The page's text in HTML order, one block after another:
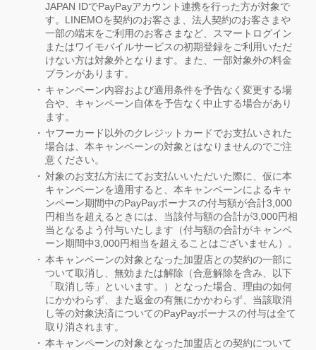
JAPAN IDでPayPayアカウント連携を行った方が対象で
す。LINEMOを契約のお客さま、法人契約のお客さまや
一部の端末をご利用のお客さまなど、スマートログイン
またはワイモバイルサービスの初期登録をご利用いただ
けない方は対象外となります。また、一部対象外の料金
プランがあります。
キャンペーン内容および適用条件を予告なく変更する場
合や、キャンペーン自体を予告なく中止する場合があり
ます。
ヤフーカード以外のクレジットカードでお支払いされた
場合は、本キャンペーンの対象とはなりませんのでご注
意ください。
対象のお支払方法にてお支払いいただいた際に、仮に本
キャンペーンを適用すると、本キャンペーンによるキャ
ンペーン期間中のPayPayボーナスの付与額が合計3,000
円相当を超えるときには、当該付与額の合計が3,000円相
当となるよう付与いたします（付与額の合計がキャンペ
ーン期間中3,000円相当を超えることはございません）。
本キャンペーンの対象となった加盟店との契約の一部に
ついて取消し、無効または解除（合意解除を含み、以下
「取消し等」といいます。）となった場合、理由の如何
にかかわらず、また返金の有無にかかわらず、当該取消
し等の対象決済についてのPayPayボーナスの付与は全て
取り消されます。
本キャンペーンの対象となった加盟店との契約について